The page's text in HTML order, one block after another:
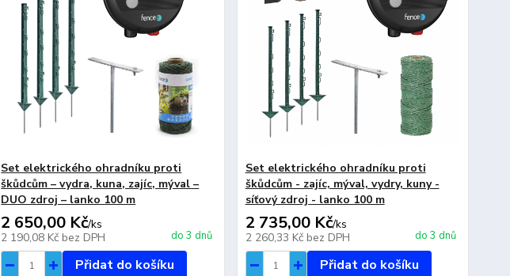
Set elektrického ohradníku proti
škůdcům – vydra, kuna, zajíc, mýval –
DUO zdroj – lanko 100 m
2 650,00 Kč/ks
2 190,08 Kč bez DPH do 3 dnů
Přidat do košíku
Set elektrického ohradníku proti
škůdcům - zajíc, mýval, vydry, kuny -
síťový zdroj - lanko 100 m
2 735,00 Kč/ks
2 260,33 Kč bez DPH do 3 dnů
Přidat do košíku